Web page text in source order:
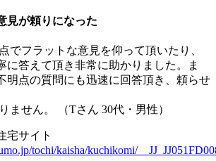
見が頼りになった
でフラットな意見を仰って頂いたり、
に答えて頂き非常に助かりました。ま
明点の質問にも迅速に回答頂き、頼らせ
ません。 （Tさん 30代・男性）
宅サイト
tochi/kaisha/kuchikomi/